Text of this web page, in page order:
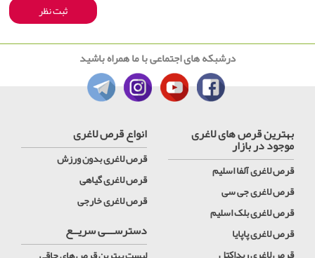
درشبکه های اجتماعی با ما همراه باشید
بهترین قرص های لاغری
موجود در بازار
قرص لاغری آلفا اسلیم
قرص لاغری جی سی
قرص لاغری بلک اسلیم
قرص لاغری پاپایا
انواع قرص لاغری
قرص لاغری بدون ورزش
قرص لاغری گیاهی
قرص لاغری خارجی
دسترســـی سریــع